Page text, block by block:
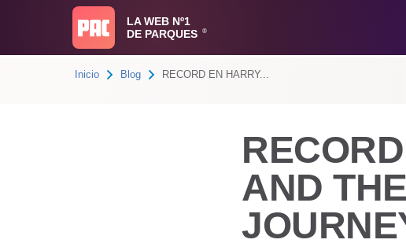
LA WEB Nº1
DE PARQUES
®
Inicio Blog RECORD EN HARRY...
AND